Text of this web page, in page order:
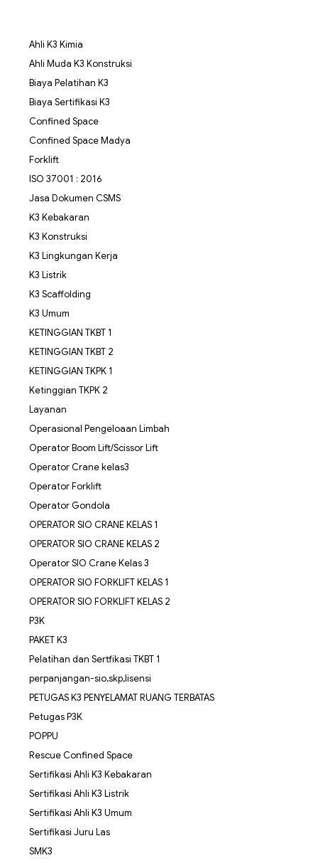
Ahli K3 Kimia
Ahli Muda K3 Konstruksi
Biaya Pelatihan K3
Biaya Sertifikasi K3
Confined Space
Confined Space Madya
Forklift
ISO 37001 : 2016
Jasa Dokumen CSMS
K3 Kebakaran
K3 Konstruksi
K3 Lingkungan Kerja
K3 Listrik
K3 Scaffolding
K3 Umum
KETINGGIAN TKBT 1
KETINGGIAN TKBT 2
KETINGGIAN TKPK 1
Ketinggian TKPK 2
Layanan
Operasional Pengeloaan Limbah
Operator Boom Lift/Scissor Lift
Operator Crane kelas3
Operator Forklift
Operator Gondola
OPERATOR SIO CRANE KELAS 1
OPERATOR SIO CRANE KELAS 2
Operator SIO Crane Kelas 3
OPERATOR SIO FORKLIFT KELAS 1
OPERATOR SIO FORKLIFT KELAS 2
P3K
PAKET K3
Pelatihan dan Sertfikasi TKBT 1
perpanjangan-sio,skp,lisensi
PETUGAS K3 PENYELAMAT RUANG TERBATAS
Petugas P3K
POPPU
Rescue Confined Space
Sertifikasi Ahli K3 Kebakaran
Sertifikasi Ahli K3 Listrik
Sertifikasi Ahli K3 Umum
Sertifikasi Juru Las
SMK3